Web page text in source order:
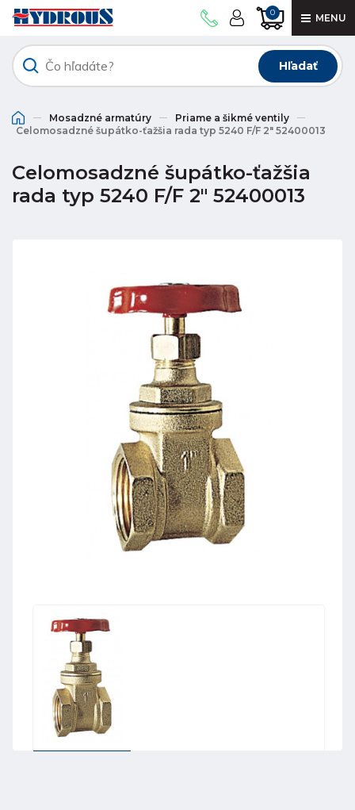
0 MENU
Hľadať
Mosadzné armatúry
Priame a šikmé ventily
Celomosadzné šupátko-ťažšia rada typ 5240 F/F 2" 52400013
Celomosadzné šupátko-ťažšia
rada typ 5240 F/F 2" 52400013